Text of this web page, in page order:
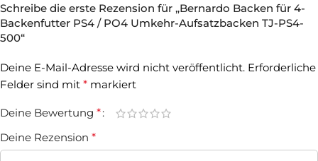
Schreibe die erste Rezension für „Bernardo Backen für 4-
Backenfutter PS4 / PO4 Umkehr-Aufsatzbacken TJ-PS4-
500“
Deine E-Mail-Adresse wird nicht veröffentlicht. Erforderliche
Felder sind mit * markiert
Deine Bewertung *
Deine Rezension *